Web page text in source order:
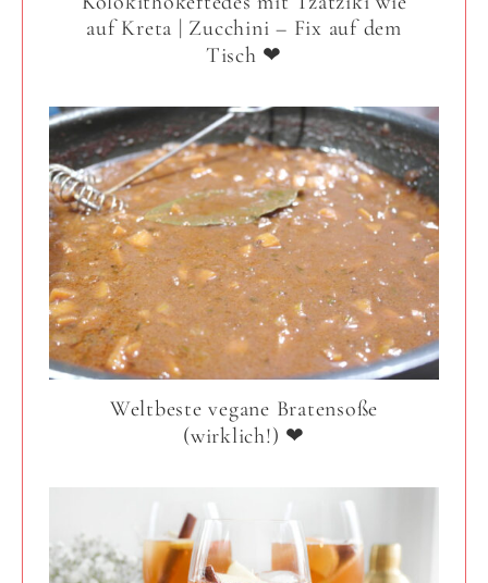
auf Kreta | Zucchini – Fix auf dem
Tisch ❤
Weltbeste vegane Bratensoße
(wirklich!) ❤